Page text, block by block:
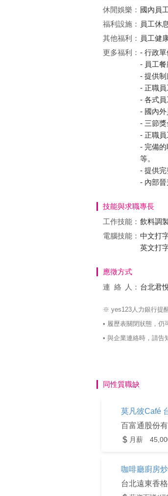
休閒娛樂： 國內員
福利設施： 員工休
其他福利： 員工健
更多福利： - 行政
- 員工
- 提供
- 正職
- 各式
- 國內
- 三節
- 正職
- 完備
等。
- 提供完
- 內部晉
技能與求職專長
工作技能： 飲料調
電腦技能： 中文打
英文打
應徵方式
連絡
人： 台北君
※ yes123人力銀行提
• 履歷表關閉狀態，仍
• 與企業連絡時，請告
同性質職缺
莫凡彼Café
百富通股份
月薪
咖啡廳廚房
台北遠東香